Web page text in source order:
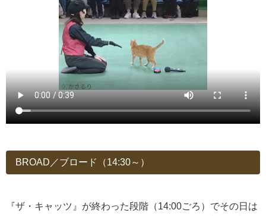
BROAD／ブロード（14:30～）
『ザ・キャッツ』が終わった段階（14:00ごろ）でその日は